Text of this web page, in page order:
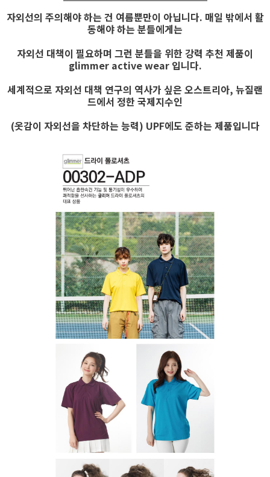
자외선의 주의해야 하는 건 여름뿐만이 아닙니다. 매일 밖에서 활
동해야 하는 분들에게는
자외선 대책이 필요하며 그런 분들을 위한 강력 추천 제품이
glimmer active wear 입니다.
세계적으로 자외선 대책 연구의 역사가 싶은 오스트리아, 뉴질랜
드에서 정한 국제지수인
(옷감이 자외선을 차단하는 능력) UPF에도 준하는 제품입니다